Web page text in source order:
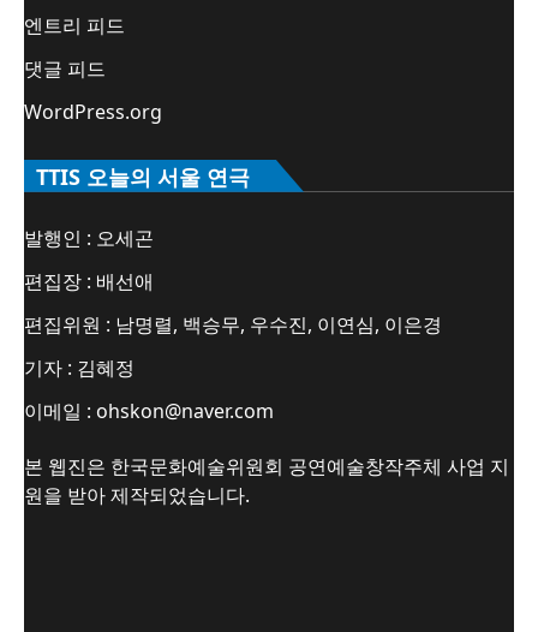
엔트리 피드
댓글 피드
WordPress.org
TTIS 오늘의 서울 연극
발행인 : 오세곤
편집장 : 배선애
편집위원 : 남명렬, 백승무, 우수진, 이연심, 이은경
기자 : 김혜정
이메일 : ohskon@naver.com
본 웹진은 한국문화예술위원회 공연예술창작주체 사업 지
원을 받아 제작되었습니다.